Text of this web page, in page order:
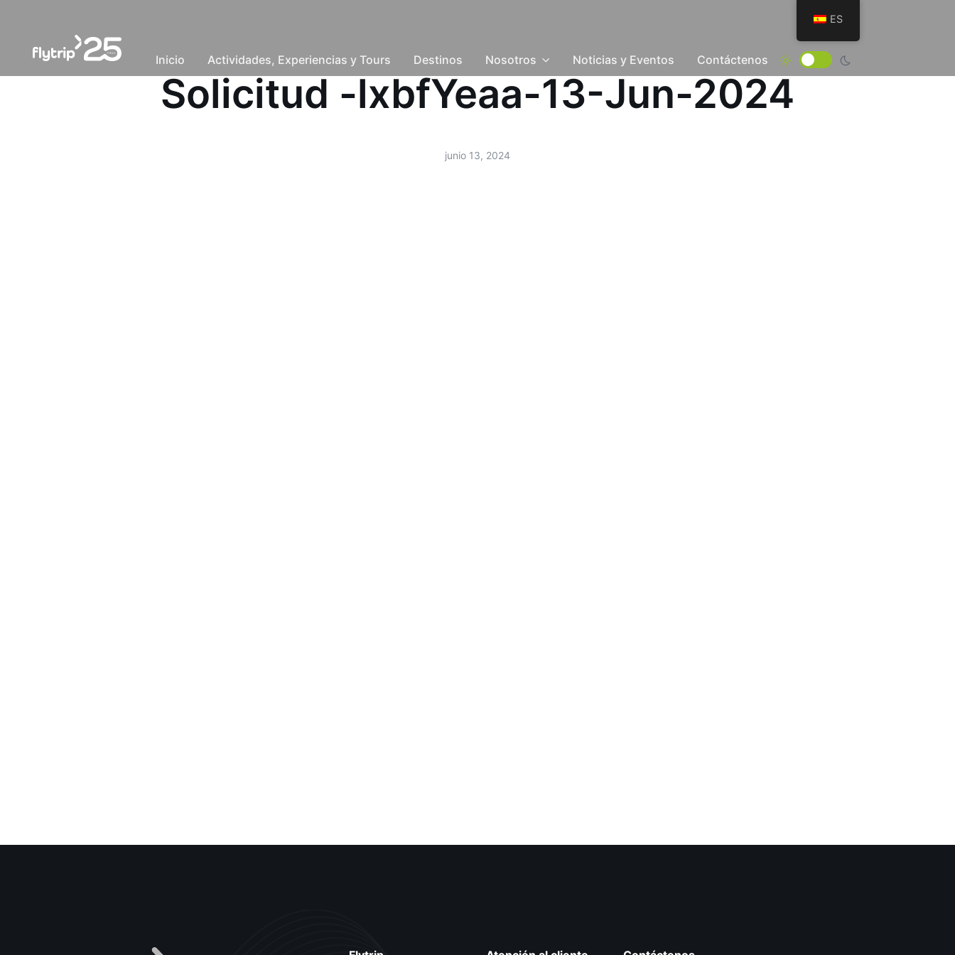
Inicio Actividades, Experiencias y Tours Destinos Nosotros Noticias y Eventos Contáctenos
Solicitud -lxbfYeaa-13-Jun-2024
junio 13, 2024
ES